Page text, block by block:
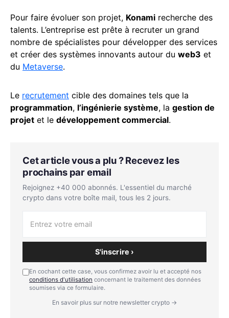
Pour faire évoluer son projet, Konami recherche des
talents. L’entreprise est prête à recruter un grand
nombre de spécialistes pour développer des services
et créer des systèmes innovants autour du web3 et
du Metaverse.
Le recrutement cible des domaines tels que la
programmation, l’ingénierie système, la gestion de
projet et le développement commercial.
Cet article vous a plu ? Recevez les
prochains par email
Rejoignez +40 000 abonnés. L'essentiel du marché
crypto dans votre boîte mail, tous les 2 jours.
S'inscrire ›
En cochant cette case, vous confirmez avoir lu et accepté nos
conditions d'utilisation concernant le traitement des données
soumises via ce formulaire.
En savoir plus sur notre newsletter crypto →